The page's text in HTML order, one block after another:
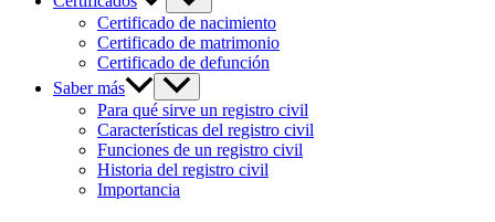
Certificado de nacimiento
Certificado de matrimonio
Certificado de defunción
Saber más
Para qué sirve un registro civil
Características del registro civil
Funciones de un registro civil
Historia del registro civil
Importancia